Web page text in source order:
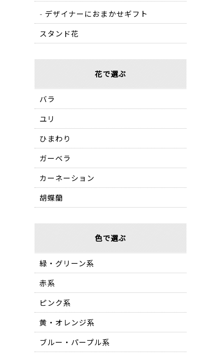
デザイナーにおまかせギフト
スタンド花
花で選ぶ
バラ
ユリ
ひまわり
ガーベラ
カーネーション
胡蝶蘭
色で選ぶ
緑・グリーン系
赤系
ピンク系
黄・オレンジ系
ブルー・パープル系